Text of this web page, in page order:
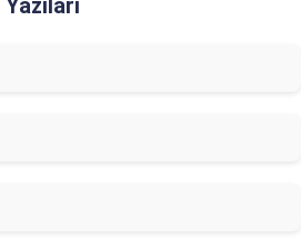
Yazıları